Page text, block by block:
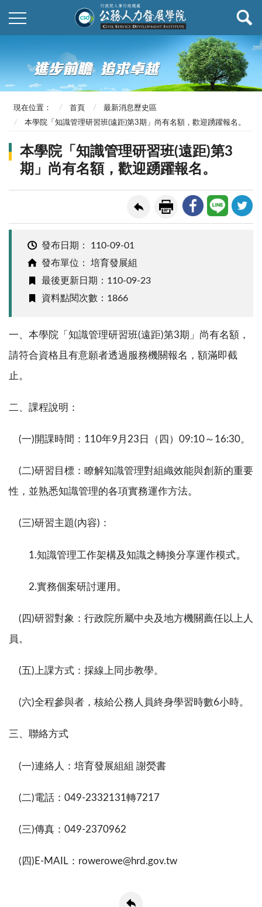
現在位置： 首頁
最新消息歷史區
本學院「知識管理研習班(遠距)第3期」尚有名額，歡迎踴躍報名。
本學院「知識管理研習班(遠距)第3
期」尚有名額，歡迎踴躍報名。
發布日期： 110-09-01
發布單位： 培育發展組
最後更新日期：110-09-23
資料點閱次數：1866
一、本學院「知識管理研習班(遠距)第3期」尚有名額，
請符合資格且有意願者透過服務機關報名，額滿即截
止。
二、課程說明：
(一)開課時間： 110年9 月 23 日（四） 09:10～ 16:30。
(二)研習目標： 瞭解知識管理對組織效能與創新的重要
性，並熟悉知識管理的各項實務運作方法。
(三)研習主題(內容) ：
1.知識管理工作架構及知識之轉換分享運作模式。
2.實務個案研討運用 。
( 四 )研習對象： 行政院所屬中央及地方機關薦任以上人
員 。
(五) 上課方式：採線上同步教學。
(六)全程參與者，核給公務人員終身學習時數6小時。
三、聯絡方式
(一)連絡人：培育發展組組 謝熒書
(二)電話： 049-2332131轉7217
(三)傳真： 049-2370962
( 四 )E-MAIL ： rowerowe@hrd.gov.tw